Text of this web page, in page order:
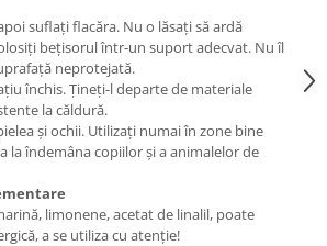
suflați flacăra. Nu o lăsați să ardă
bețisorul într-un suport adecvat. Nu îl
neprotejată.
închis. Țineți-l departe de materiale
la căldură.
și ochii. Utilizați numai în zone bine
la îndemâna copiilor și a animalelor de
limonene, acetat de linalil, poate
a se utiliza cu atenție!